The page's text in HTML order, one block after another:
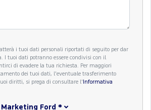
i tuoi dati personali riportati di seguito per dar
I tuoi dati potranno essere condivisi con il
evadere la tua richiesta. Per maggiori
dei tuoi dati, l'eventuale trasferimento
diritti, si prega di consultare l' Informativa
Ford *